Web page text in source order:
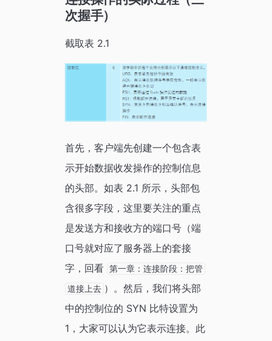
次握手）
截取表 2.1
首先，客户端先创建一个包含表
示开始数据收发操作的控制信息
的头部。如表 2.1 所示，头部包
含很多字段，这里要关注的重点
是发送方和接收方的端口号（端
口号就对应了服务器上的套接
字，回看 第一章：连接阶段：把管
道接上去 ）。然后，我们将头部
中的控制位的 SYN 比特设置为
1，大家可以认为它表示连接。此